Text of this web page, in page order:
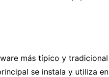
más típico y tradicional
se instala y utiliza en